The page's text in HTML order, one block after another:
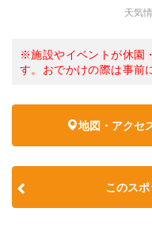
天気
※施設やイベントが休園
す。おでかけの際は事前
地図・アクセ
このス